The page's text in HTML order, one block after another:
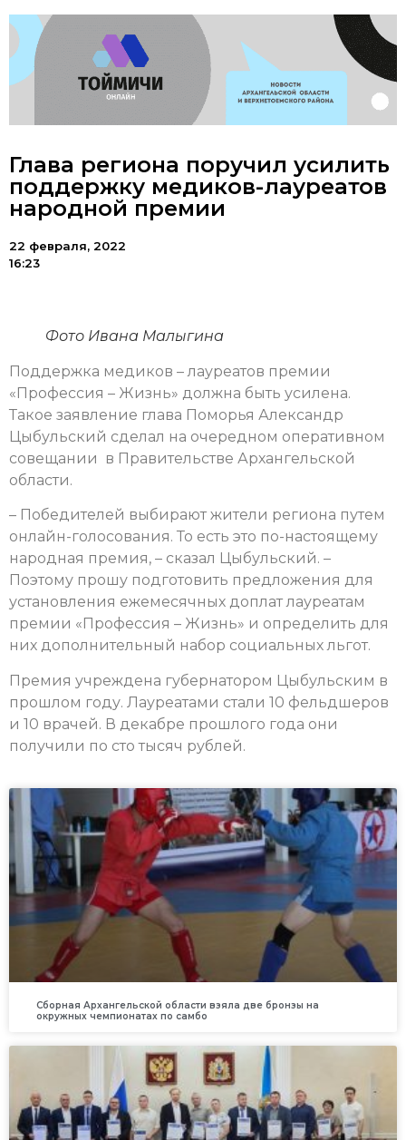
Глава региона поручил усилить
поддержку медиков-лауреатов
народной премии
22 февраля, 2022
16:23
Фото Ивана Малыгина
Поддержка медиков – лауреатов премии
«Профессия – Жизнь» должна быть усилена.
Такое заявление глава Поморья Александр
Цыбульский сделал на очередном оперативном
совещании в Правительстве Архангельской
области.
– Победителей выбирают жители региона путем
онлайн-голосования. То есть это по-настоящему
народная премия, – сказал Цыбульский. –
Поэтому прошу подготовить предложения для
установления ежемесячных доплат лауреатам
премии «Профессия – Жизнь» и определить для
них дополнительный набор социальных льгот.
Премия учреждена губернатором Цыбульским в
прошлом году. Лауреатами стали 10 фельдшеров
и 10 врачей. В декабре прошлого года они
получили по сто тысяч рублей.
Сборная Архангельской области взяла две бронзы на
окружных чемпионатах по самбо